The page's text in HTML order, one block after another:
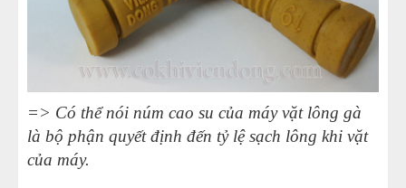
không?
Máy vặt lông gà giá rẻ VD50
40-Máy vặt lông gà vịt TQ 55
41-Máy vặt lông gà vịt Trung Quốc TQ 50
=> Có thể nói núm cao su của máy vặt lông gà
là bộ phận quyết định đến tỷ lệ sạch lông khi vặt
của máy.